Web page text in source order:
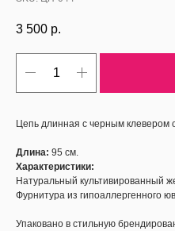
3 500 р.
Цепь длинная с черным клевером
Длина: 95 см.
Характеристики:
Натуральный культивированный
Фурнитура из гипоаллергенного
Упаковано в стильную